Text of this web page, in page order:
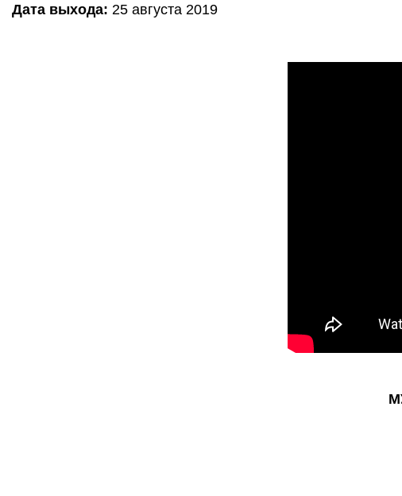
Дата выхода: 25 августа 2019